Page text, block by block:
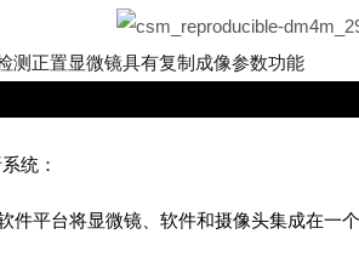
测正置显微镜具有复制成像参数功能
统：
件平台将显微镜、软件和摄像头集成在